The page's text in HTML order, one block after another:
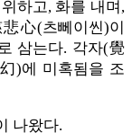
하고, 화를 내며,
心(츠뻬이씬)이
삼는다. 각자(覺
)에 미혹됨을 조
나왔다.